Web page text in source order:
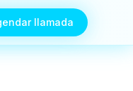
llamada